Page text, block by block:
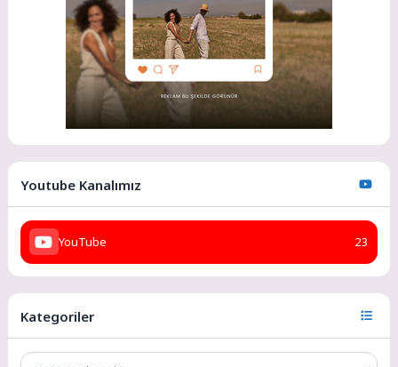
Youtube Kanalımız
YouTube 23
Kategoriler